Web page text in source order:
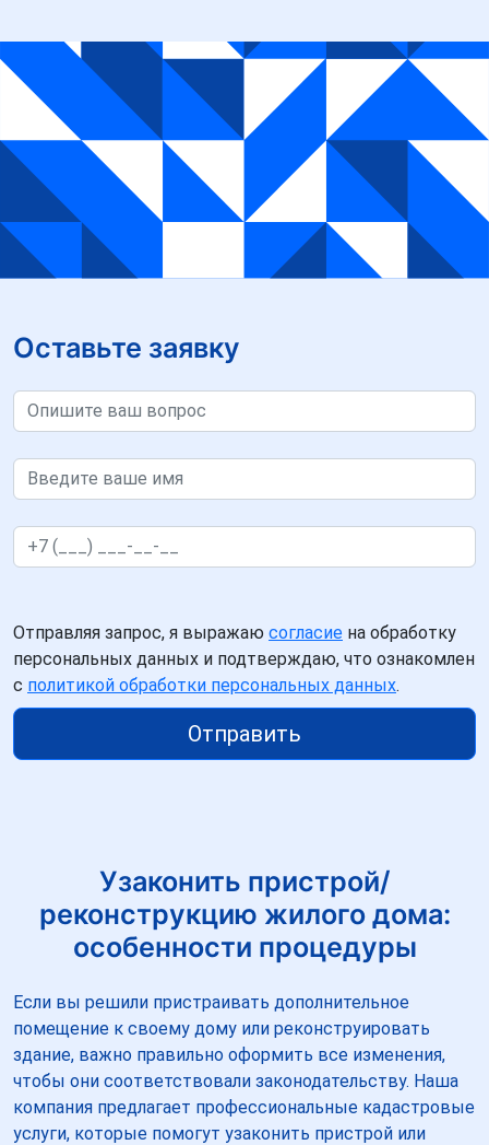
Оставьте заявку
Отправляя запрос, я выражаю согласие на обработку
персональных данных и подтверждаю, что ознакомлен
с политикой обработки персональных данных.
Отправить
Узаконить пристрой/
реконструкцию жилого дома:
особенности процедуры
Если вы решили пристраивать дополнительное
помещение к своему дому или реконструировать
здание, важно правильно оформить все изменения,
чтобы они соответствовали законодательству. Наша
компания предлагает профессиональные кадастровые
услуги, которые помогут узаконить пристрой или